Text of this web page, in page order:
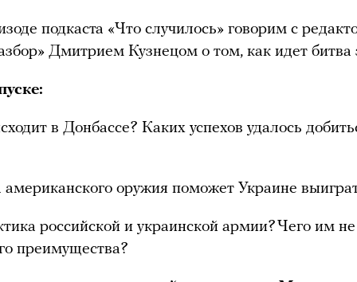
подкаста «Что случилось» говорим с
Дмитрием Кузнецом о том, как идет битва
в Донбассе? Каких успехов удалось
оружия поможет Украине
российской и украинской армии? Чего им не
преимущества?